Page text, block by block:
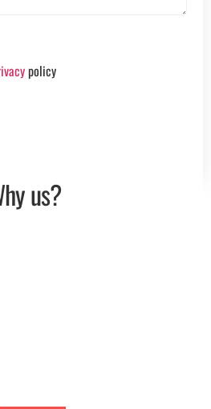
policy
us?